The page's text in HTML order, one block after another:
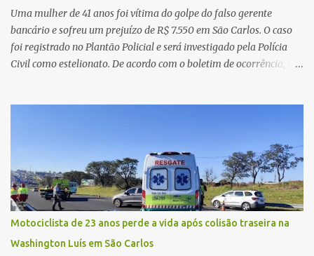
já apresentava antes do furto. O carro possui seguro e, segundo a
v...
Uma mulher de 41 anos foi vítima do golpe do falso gerente
bancário e sofreu um prejuízo de R$ 7.550 em São Carlos. O caso
foi registrado no Plantão Policial e será investigado pela Polícia
Civil como estelionato. De acordo com o boletim de ocorrência, a
ser realizados. Dias depois, o golpista enviou um documento em
PDF simulando uma comunicação oficial da instituição financeira.
Na sequência, entrou em contato por telefone e encaminhou um
link, orientando a vítima a acessá-lo pelo computador para
concluir a suposta atualização cadastral. Após realizar o
procedimento, a conta bancária ficou bloqueada por algumas
horas. Sem conseguir acessar o sistema, a vítima tentou
Motociclista de 23 anos perde a vida após colisão traseira na
Washington Luís em São Carlos